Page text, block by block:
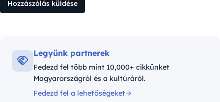
Legyünk partnerek
Fedezd fel több mint 10,000+ cikkünket
Magyarországról és a kultúráról.
Fedezd fel a lehetőségeket